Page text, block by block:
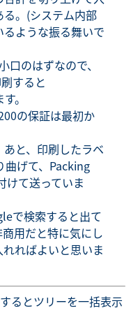
。(システム内部
ような振る舞いで
口のはずなので、
すると
。
の保証は最初か
と、印刷したラベ
曲げて、Packing
けて送っていま
で検索すると出て
用だと特に気にし
ればよいと思いま
るとツリーを一括表示